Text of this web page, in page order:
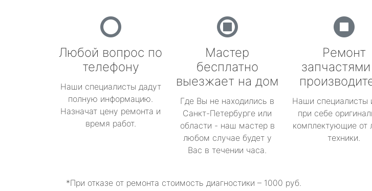
Любой вопрос по
телефону
Наши специалисты дадут
полную информацию.
Назначат цену ремонта и
время работ.
Мастер
бесплатно
выезжает на дом
Где Вы не находились в
Санкт-Петербурге или
области - наш мастер в
любом случае будет у
Вас в течении часа.
Ремонт
Наши специалисты
при себе
комплектующие от
техники.
*При отказе от ремонта стоимость диагностики – 1000 руб.